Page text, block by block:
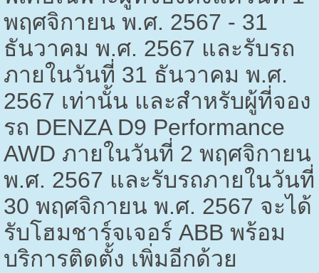
พฤศจิกายน พ.ศ. 2567 - 31
ธันวาคม พ.ศ. 2567 และรับรถ
ภายในวันที่ 31 ธันวาคม พ.ศ.
2567 เท่านั้น และสำหรับผู้ที่จอง
รถ DENZA D9 Performance
AWD ภายในวันที่ 2 พฤศจิกายน
พ.ศ. 2567 และรับรถภายในวันที่
30 พฤศจิกายน พ.ศ. 2567 จะได้
รับโฮมชาร์จเจอร์ ABB พร้อม
บริการติดตั้ง เพิ่มอีกด้วย